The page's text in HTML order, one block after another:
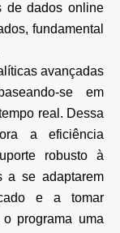
de dados online
fundamental
avançadas
se em
real. Dessa
a eficiência
robusto à
a se adaptarem
e a tomar
programa uma